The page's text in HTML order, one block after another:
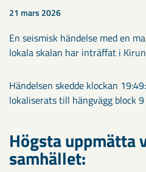
21 mars 2026
En seismisk händelse med en
lokala skalan har inträffat i
Händelsen skedde klockan
lokaliserats till hängvägg block
Högsta uppmätta
samhället: